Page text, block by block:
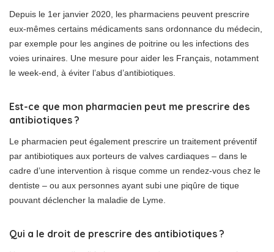
Depuis le 1er janvier 2020, les pharmaciens peuvent prescrire
eux-mêmes certains médicaments sans ordonnance du médecin,
par exemple pour les angines de poitrine ou les infections des
voies urinaires. Une mesure pour aider les Français, notamment
le week-end, à éviter l’abus d’antibiotiques.
Est-ce que mon pharmacien peut me prescrire des
antibiotiques ?
Le pharmacien peut également prescrire un traitement préventif
par antibiotiques aux porteurs de valves cardiaques – dans le
cadre d’une intervention à risque comme un rendez-vous chez le
dentiste – ou aux personnes ayant subi une piqûre de tique
pouvant déclencher la maladie de Lyme.
Qui a le droit de prescrire des antibiotiques ?